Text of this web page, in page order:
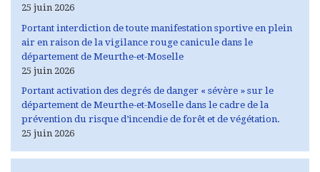
25 juin 2026
Portant interdiction de toute manifestation sportive en plein
air en raison de la vigilance rouge canicule dans le
département de Meurthe-et-Moselle
25 juin 2026
Portant activation des degrés de danger « sévère » sur le
département de Meurthe-et-Moselle dans le cadre de la
prévention du risque d’incendie de forêt et de végétation.
25 juin 2026